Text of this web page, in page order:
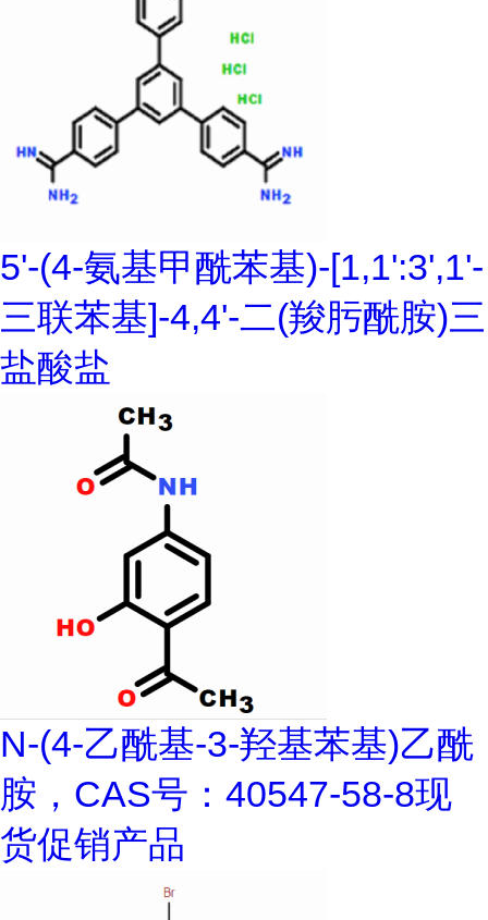
5'-(4-氨基甲酰苯基)-[1,1':3',1'-
三联苯基]-4,4'-二(羧肟酰胺)三
盐酸盐
N-(4-乙酰基-3-羟基苯基)乙酰
胺，CAS号：40547-58-8现
货促销产品